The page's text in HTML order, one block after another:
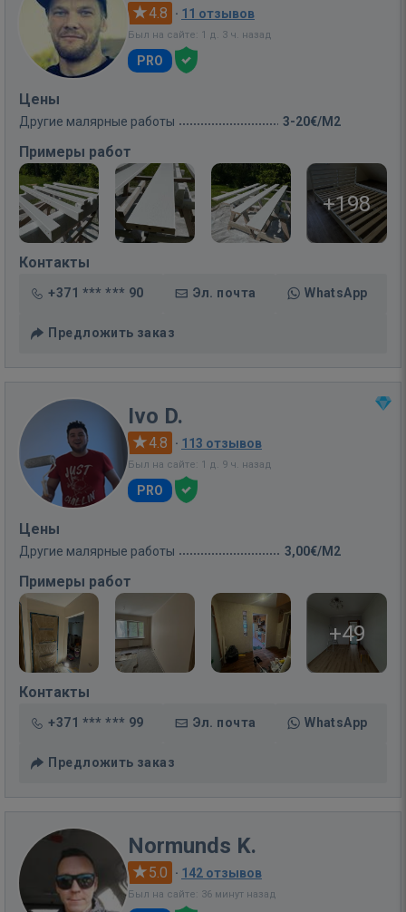
4.8 · 11 отзывов
Был на сайте: 1 д. 3 ч. назад
PRO
Цены
Другие малярные работы 3-20€/M2
Примеры работ
+198
Контакты
+371 *** *** 90 Эл. почта WhatsApp
Предложить заказ
Ivo D.
4.8 · 113 отзывов
Был на сайте: 1 д. 9 ч. назад
PRO
Цены
Другие малярные работы 3,00€/M2
Примеры работ
+49
Контакты
+371 *** *** 99 Эл. почта WhatsApp
Предложить заказ
Normunds K.
5.0 · 142 отзывов
Был на сайте: 36 минут назад